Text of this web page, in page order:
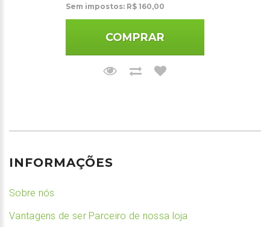
Sem impostos: R$ 160,00
COMPRAR
INFORMAÇÕES
Sobre nós
Vantagens de ser Parceiro de nossa loja